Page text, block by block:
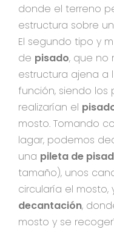
donde el terreno
estructura sobre
El segundo tipo y
de pisado, que no
estructura ajena a
función, siendo los
realizarían el
mosto. Tomando
lagar, podemos
una pileta de
tamaño), unos
circularía el
decantación,
mosto y se